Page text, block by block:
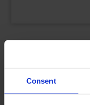
Consent